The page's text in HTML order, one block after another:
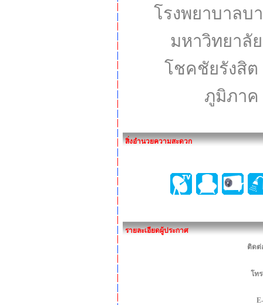
โรงพยาบาล
มหาวิทยาลั
โชคชัยรังสิ
ภูมิภา
สิ่งอำนวยความสะดวก
รายละเอียดผู้ประกาศ
ติด
โท